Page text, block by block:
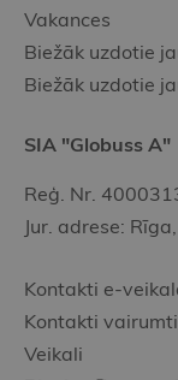
Vakances
Biežāk uzdotie
Biežāk uzdotie
SIA "Globuss A"
Reģ. Nr.
Jur. adrese:
Kontakti e-
Kontakti
Veikali